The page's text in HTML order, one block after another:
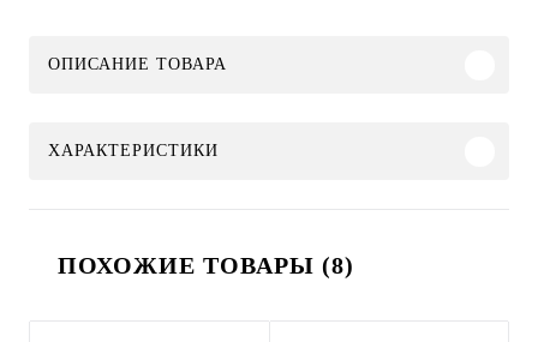
ОПИСАНИЕ ТОВАРА
ХАРАКТЕРИСТИКИ
ПОХОЖИЕ ТОВАРЫ (8)